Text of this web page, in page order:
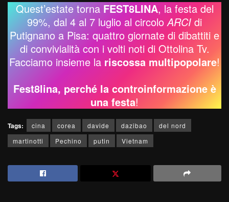
Quest’estate torna FEST8LINA, la festa del
99%, dal 4 al 7 luglio al circolo ARCI di
Putignano a Pisa: quattro giornate di dibattiti e
di convivialità con i volti noti di Ottolina Tv.
Facciamo insieme la riscossa multipopolare!
Fest8lina, perché la controinformazione è
una festa!
Tags: cina corea davide dazibao
del nord
martinotti
Pechino putin Vietnam